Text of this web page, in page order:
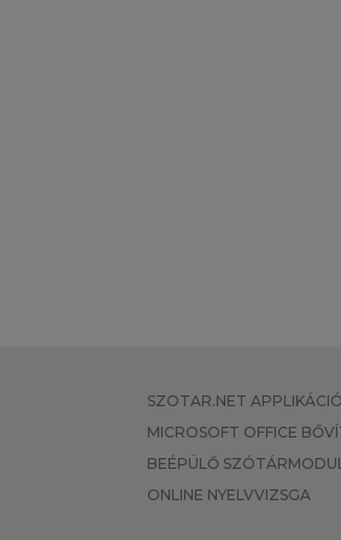
SZOTAR.NET APPLIKÁCIÓ
MICROSOFT OFFICE
BEÉPÜLŐ
ONLINE NYELVVIZSGA